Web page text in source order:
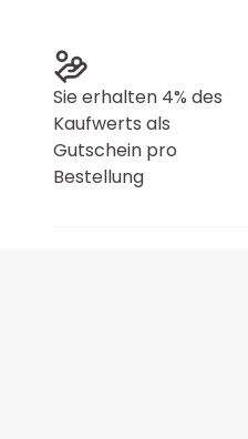
Sie erhalten 4% des
Kaufwerts als
Gutschein pro
Bestellung